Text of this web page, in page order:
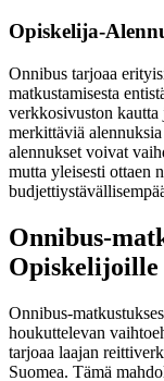
Opiskelija-
Onnibus tarjoaa
matkustamisesta
verkkosivuston kautta
merkittäviä
alennukset voivat
mutta yleisesti ottaen
Onnibus-
Opiskelijoille
Onnibus-
houkuttelevan
tarjoaa laajan
Suomea. Tämä